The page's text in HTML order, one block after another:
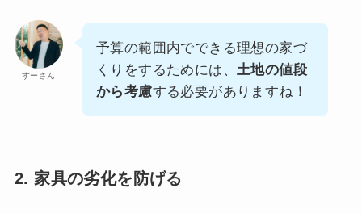
すーさん
予算の範囲内でできる理想の家づ
くりをするためには、 土地の値段
から考慮する必要がありますね！
2. 家具の劣化を防げる